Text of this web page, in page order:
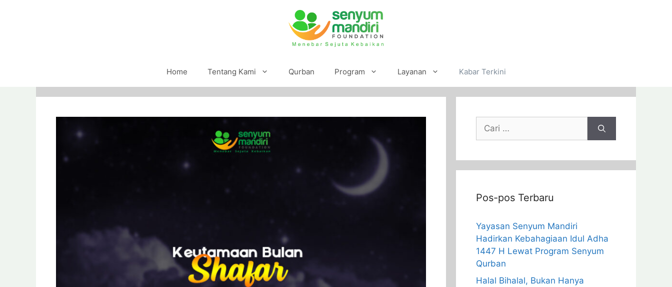
Home Tentang Kami Qurban Program Layanan Kabar Terkini
Pos-pos Terbaru
Yayasan Senyum Mandiri
Hadirkan Kebahagiaan Idul Adha
1447 H Lewat Program Senyum
Qurban
Halal Bihalal, Bukan Hanya